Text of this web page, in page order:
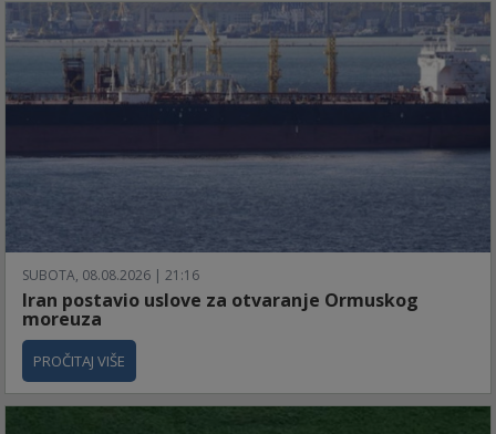
SUBOTA, 08.08.2026 | 21:16
Iran postavio uslove za otvaranje Ormuskog
moreuza
PROČITAJ VIŠE